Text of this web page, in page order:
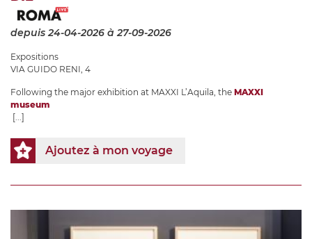
depuis 24-04-2026 à 27-09-2026
Expositions
VIA GUIDO RENI, 4
Following the major exhibition at MAXXI L’Aquila, the MAXXI
museum
[...]
Ajoutez à mon voyage